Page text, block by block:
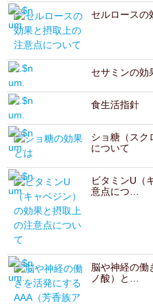
セルロースの
セサミンの効
食生活指針
ショ糖（スク
について
ビタミンU（
意点につ…
脳や神経の働
ノ酸）と…